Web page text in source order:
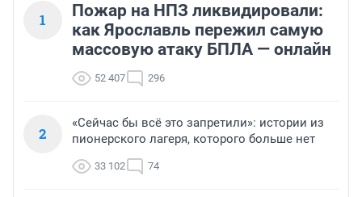
1
Пожар на НПЗ ликвидировали:
как Ярославль пережил самую
массовую атаку БПЛА — онлайн
52 407 296
2
«Сейчас бы всё это запретили»: истории из
пионерского лагеря, которого больше нет
33 102 74